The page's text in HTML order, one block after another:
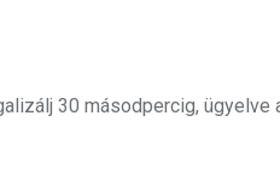
30 másodpercig, ügyelve